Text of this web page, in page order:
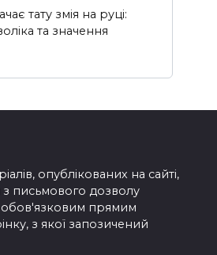
тату змія на руці:
та значення
опублікованих на сайті,
з письмового дозволу
обов'язковим прямим
з якої запозичений